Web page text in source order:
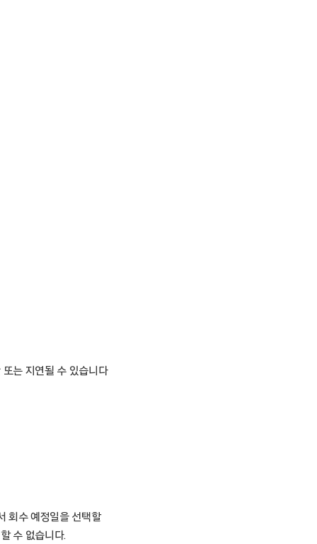
는 지연될 수 있습니다
회수 예정일을 선택할
수 없습니다.